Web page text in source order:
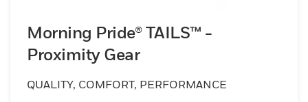
Morning Pride® TAILS™ -
Proximity Gear
QUALITY, COMFORT, PERFORMANCE